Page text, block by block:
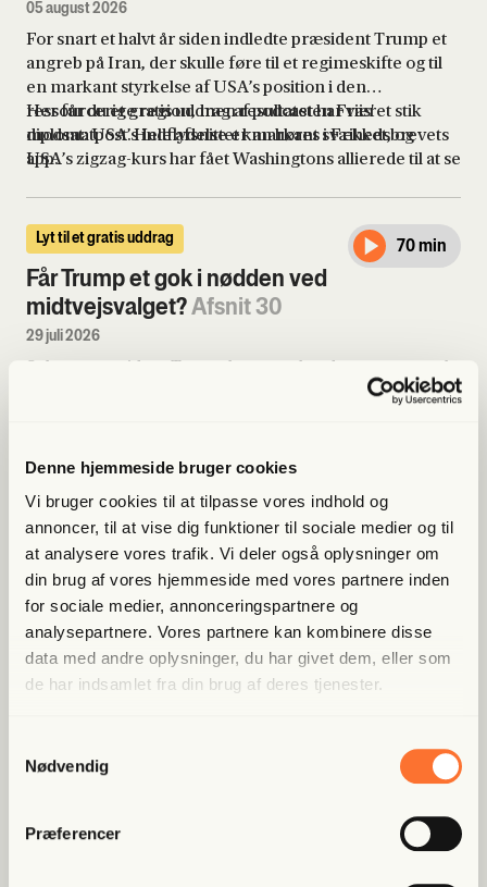
Denne hjemmeside bruger cookies
Vi bruger cookies til at tilpasse vores indhold og
annoncer, til at vise dig funktioner til sociale medier og til
at analysere vores trafik. Vi deler også oplysninger om
din brug af vores hjemmeside med vores partnere inden
for sociale medier, annonceringspartnere og
analysepartnere. Vores partnere kan kombinere disse
data med andre oplysninger, du har givet dem, eller som
de har indsamlet fra din brug af deres tjenester.
Nødvendig
Præferencer
05 august 2026
For snart et halvt år siden indledte præsident Trump et
angreb på Iran, der skulle føre til et regimeskifte og til
en markant styrkelse af USA’s position i den
ressourcerige region, men resultatet har været stik
modsat: USA’s indflydelse er markant svækket, og
USA’s zigzag-kurs har fået Washingtons allierede til at se
væsentligt svagere, efter at det for et par år siden så ud,
som om Israel havde haft held til at neutralisere sine
fjender.
Her får du et gratis uddrag af podcasten Friis'
diplomatpost. Hele afsnittet kan høres i Frihedsbrevets
app.
Lyt til et gratis uddrag
Får Trump et gok i nødden ved
midtvejsvalget?Afsnit 30
29 juli 2026
70 min
Selvom præsident Trump har en rekordstor pengetank
og hans demokratiske modstandere har lavvande i
amerikanerne aldrig haft så lav tillid til deres eget
og hvordan kommer det til at påvirke hans sidste to år
ved magten?
diplomatpost. Hele afsnittet kan høres i Frihedsbrevets
Lyt til et gratis uddrag
Storbritannien har fået ny
regering, men gør det nogen
forskel?Afsnit 29
22 juli 2026
62 min
uregerligt?
Storbritanniens nye premierminister Andy Burnham vil
gøre op med sin konservative forgænger Margaret